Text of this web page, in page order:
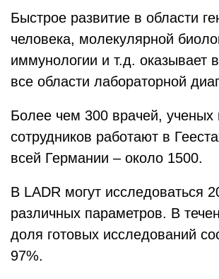
Быстрое развитие в области
человека, молекулярной
иммунологии и т.д. оказывает
все области лабораторной
Более чем 300 врачей, ученых
сотрудников работают в
всей Германии – около 1500.
В LADR могут исследоваться
различных параметров. В
доля готовых исследований
97%.